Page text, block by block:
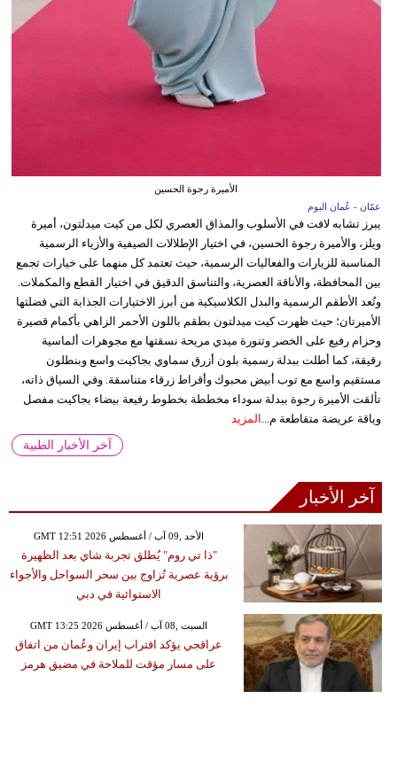
الأميرة رجوة الحسين
عمّان - عُمان اليوم
يبرز تشابه لافت في الأسلوب والمذاق العصري لكل من كيت ميدلتون، أميرة
ويلز، والأميرة رجوة الحسين، في اختيار الإطلالات الصيفية والأزياء الرسمية
المناسبة للزيارات والفعاليات الرسمية، حيث تعتمد كل منهما على خيارات تجمع
بين المحافظة، والأناقة العصرية، والتناسق الدقيق في اختيار القطع والمكملات.
وتُعد الأطقم الرسمية والبدل الكلاسيكية من أبرز الاختيارات الجذابة التي فضلتها
الأميرتان؛ حيث ظهرت كيت ميدلتون بطقم باللون الأحمر الزاهي بأكمام قصيرة
وحزام رفيع على الخصر وتنورة ميدي مريحة نسقتها مع مجوهرات ألماسية
رقيقة، كما أطلت ببدلة رسمية بلون أزرق سماوي بجاكيت واسع وبنطلون
مستقيم واسع مع توب أبيض محبوك وأقراط زرقاء متناسقة. وفي السياق ذاته،
تألقت الأميرة رجوة ببدلة سوداء مخططة بخطوط رفيعة بيضاء بجاكيت مفصل
وياقة عريضة متقاطعة م... المزيد
آخر الأخبار الطبية
آخر الأخبار
GMT 12:51 2026 الأحد ,09 آب / أغسطس
"ذا تي روم" يُطلق تجربة شاي بعد الظهيرة
برؤية عصرية تُزاوج بين سحر السواحل والأجواء
الاستوائية في دبي
GMT 13:25 2026 السبت ,08 آب / أغسطس
عراقجي يؤكد اقتراب إيران وعُمان من اتفاق
على مسار مؤقت للملاحة في مضيق هرمز